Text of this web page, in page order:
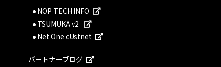
NOP TECH INFO
TSUMUKA v2
Net One cUstnet
パートナーブログ